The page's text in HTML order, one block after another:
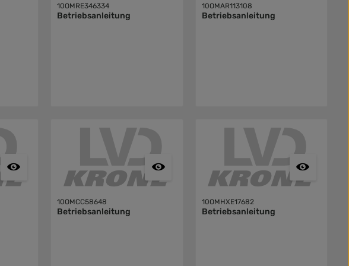
10OMRE346334
Betriebsanleitung
10OMAR113108
Betriebsanleitung
10OMCC58648
Betriebsanleitung
10OMHXE17682
Betriebsanleitung